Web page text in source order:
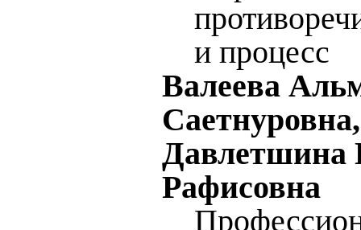
и процесс
Валеева
Саетнуровна,
Давлетшина
Рафисовна